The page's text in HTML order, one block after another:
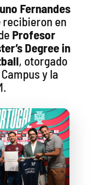
Fernandes
recibieron en
Profesor
Degree in
, otorgado
y la